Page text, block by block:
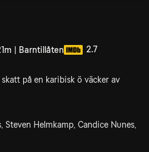
| Barntillåten 2.7
på en karibisk ö väcker av
Steven Helmkamp, Candice Nunes,